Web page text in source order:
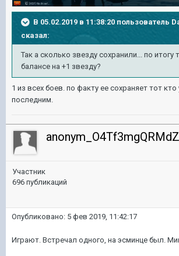
В 05.02.2019 в 11:38:20 пользователь
сказал:
Так а сколько звезду сохранили... по итогу
балансе на +1 звезду?
1 из всех боев. по факту ее сохраняет тот
последним.
anonym_O4Tf3mgQRMdZ
Участник
696 публикаций
Опубликовано: 5 фев 2019, 11:42:17
Играют. Встречал одного, на эсминце был.